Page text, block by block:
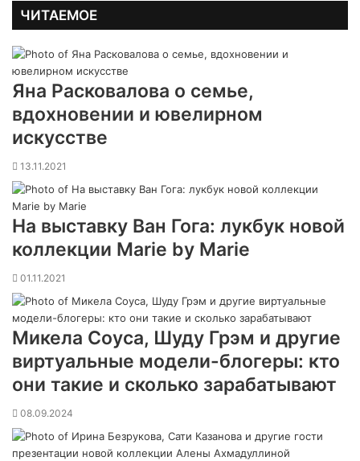
ЧИТАЕМОЕ
Яна Расковалова о семье,
вдохновении и ювелирном
искусстве
13.11.2021
На выставку Ван Гога: лукбук новой
коллекции Marie by Marie
01.11.2021
Микела Соуса, Шуду Грэм и другие
виртуальные модели-блогеры: кто
они такие и сколько зарабатывают
08.09.2024